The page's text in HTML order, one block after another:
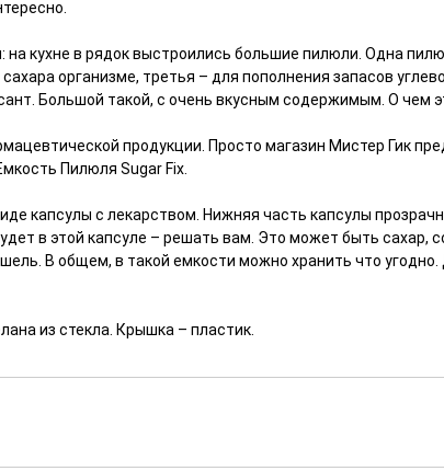
на кухне в рядок выстроились большие пилюли. Одна
организме, третья – для пополнения запасов
Большой такой, с очень вкусным содержимым. О чем
продукции. Просто магазин Мистер Гик
Пилюля Sugar Fix.
капсулы с лекарством. Нижняя часть капсулы
в этой капсуле – решать вам. Это может быть сахар,
В общем, в такой емкости можно хранить что
из стекла. Крышка – пластик.